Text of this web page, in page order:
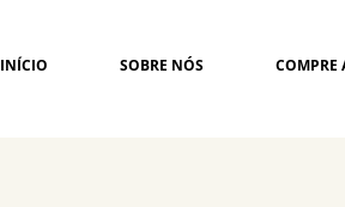
INÍCIO SOBRE NÓS COMPRE